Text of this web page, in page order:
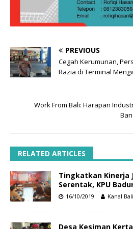
PREVIOUS
Cegah Kerumunan,
Razia di Terminal
Work From Bali: Harapan
RELATED ARTICLES
Tingkatkan Kinerja
Serentak, KPU
16/10/2019 Kanal Bali
Desa Kesiman